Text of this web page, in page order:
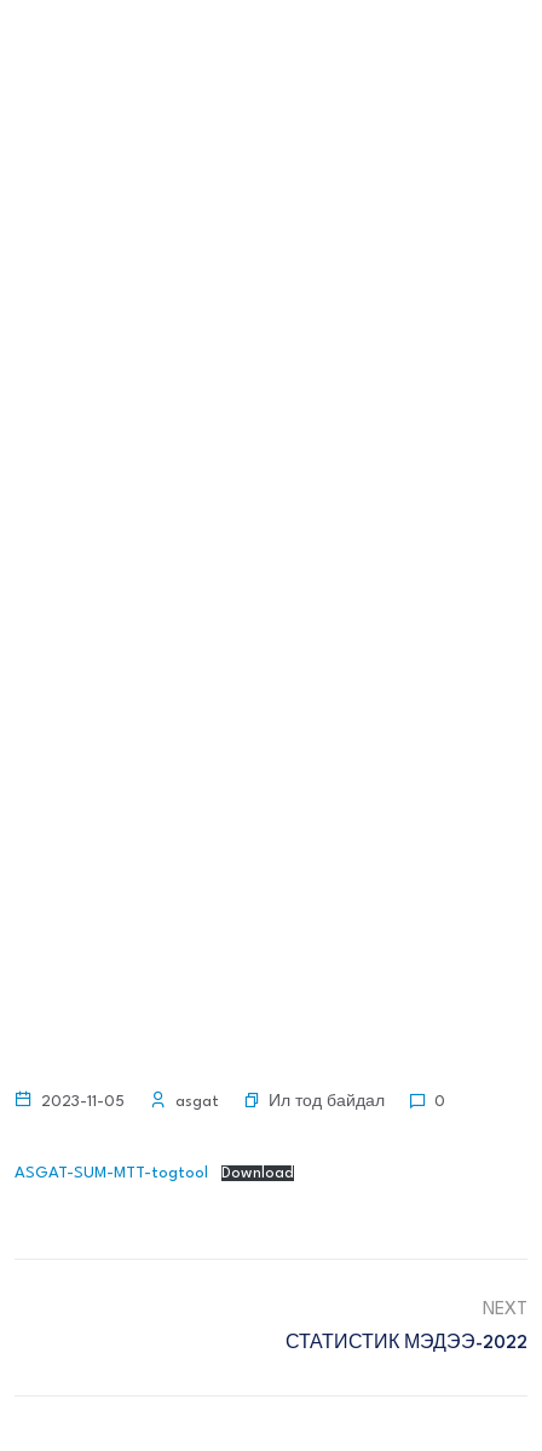
2023-11-05 asgat Ил тод байдал 0
ASGAT-SUM-MTT-togtool Download
NEXT
СТАТИСТИК МЭДЭЭ-2022